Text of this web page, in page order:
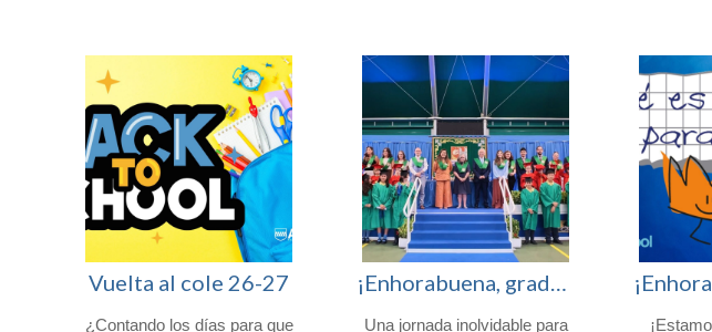
Vuelta al cole 26-27
¿Contando los días para que
¡Enhorabuena, graduados!
Una jornada inolvidable para